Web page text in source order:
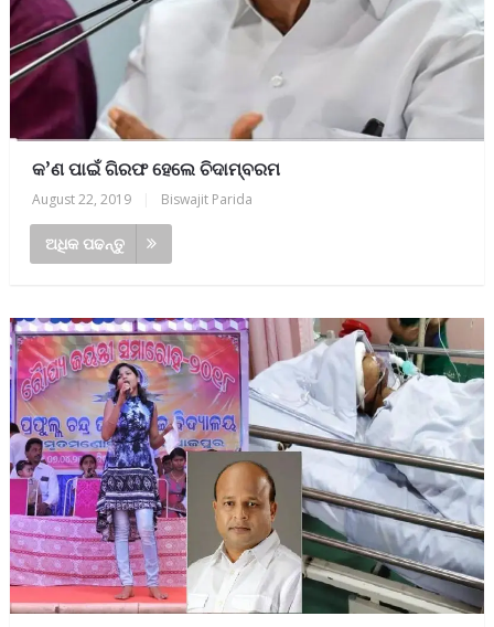
କ’ଣ ପାଇଁ ଗିରଫ ହେଲେ ଚିଦାମ୍ବରମ
August 22, 2019 Biswajit Parida
ଅଧିକ ପଢନ୍ତୁ